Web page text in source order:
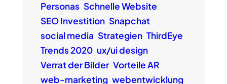
Personas Schnelle Website
SEO Investition Snapchat
social media Strategien ThirdEye
Trends 2020 ux/ui design
Verrat der Bilder Vorteile AR
web-marketing webentwicklung